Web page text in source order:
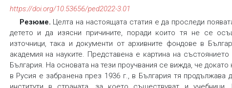
https://doi.org/10.53656/ped2022-3.01
Резюме. Целта на настоящата статия е да проследи
детето и да изясни причините, поради които тя не се
източници, така и документи от архивните фондове в
академия на науките. Представена е картина на
България. На основата на тези проучвания се вижда, че
в Русия е забранена през 1936 г., в България тя продължава